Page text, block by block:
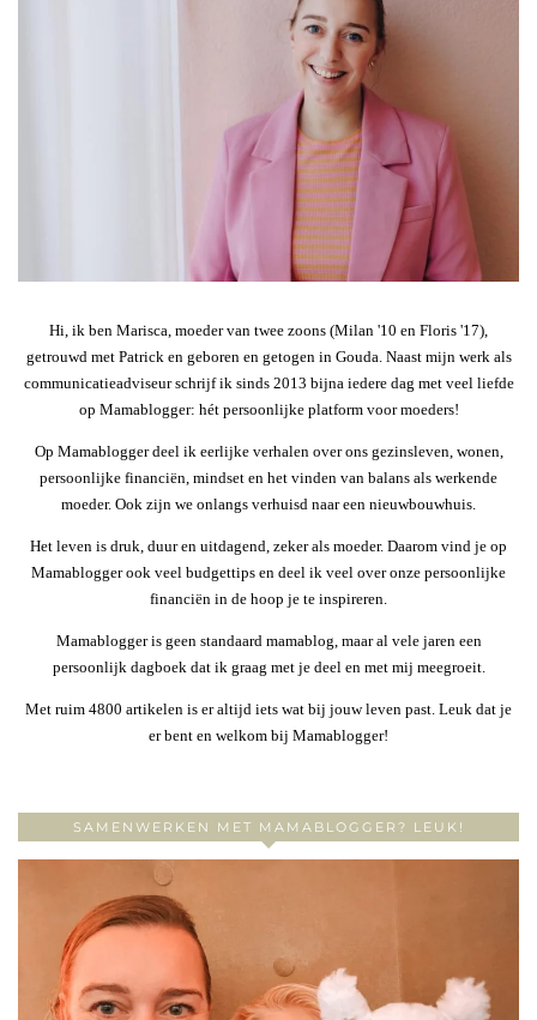
Hi, ik ben Marisca, moeder van twee zoons (Milan '10 en Floris '17),
getrouwd met Patrick en geboren en getogen in Gouda. Naast mijn werk als
communicatieadviseur schrijf ik sinds 2013 bijna iedere dag met veel liefde
op Mamablogger: hét persoonlijke platform voor moeders!
Op Mamablogger deel ik eerlijke verhalen over ons gezinsleven, wonen,
persoonlijke financiën, mindset en het vinden van balans als werkende
moeder. Ook zijn we onlangs verhuisd naar een nieuwbouwhuis.
Het leven is druk, duur en uitdagend, zeker als moeder. Daarom vind je op
Mamablogger ook veel budgettips en deel ik veel over onze persoonlijke
financiën in de hoop je te inspireren.
Mamablogger is geen standaard mamablog, maar al vele jaren een
persoonlijk dagboek dat ik graag met je deel en met mij meegroeit.
Met ruim 4800 artikelen is er altijd iets wat bij jouw leven past. Leuk dat je
er bent en welkom bij Mamablogger!
SAMENWERKEN MET MAMABLOGGER? LEUK!